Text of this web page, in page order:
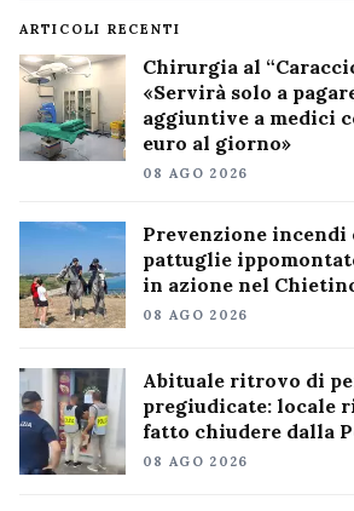
ARTICOLI RECENTI
Chirurgia al
«Servirà solo a
aggiuntive a medici
euro al giorno»
08 AGO 2026
Prevenzione incendi
pattuglie
in azione nel
08 AGO 2026
Abituale ritrovo di
pregiudicate: locale
fatto chiudere dalla
08 AGO 2026